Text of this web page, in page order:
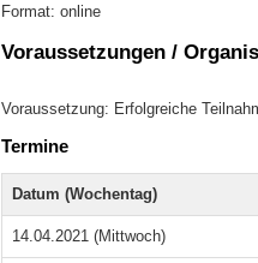
Format: online
Voraussetzungen /
Voraussetzung: Erfolgreiche
Termine
Datum (Wochentag)
14.04.2021 (Mittwoch)